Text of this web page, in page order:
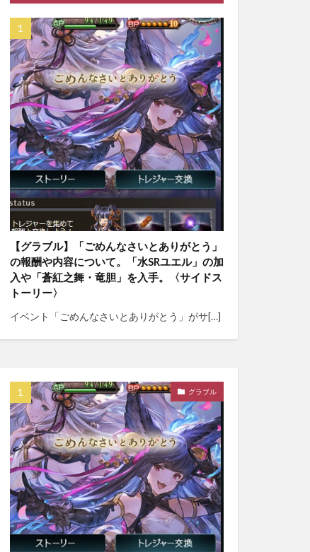
【グラブル】「ごめんなさいとありがとう」
の報酬や内容について。「水SRユエル」の加
入や「蒼紅之舞・竜胆」を入手。〈サイドス
トーリー〉
イベント「ごめんなさいとありがとう」がサ[…]
グラブル